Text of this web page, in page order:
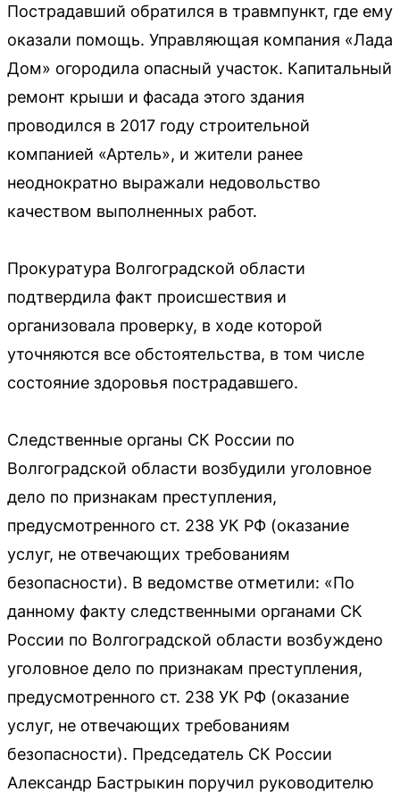
Пострадавший обратился в травмпункт, где ему
оказали помощь. Управляющая компания «Лада
Дом» огородила опасный участок. Капитальный
ремонт крыши и фасада этого здания
проводился в 2017 году строительной
компанией «Артель», и жители ранее
неоднократно выражали недовольство
качеством выполненных работ.
Прокуратура Волгоградской области
подтвердила факт происшествия и
организовала проверку, в ходе которой
уточняются все обстоятельства, в том числе
состояние здоровья пострадавшего.
Следственные органы СК России по
Волгоградской области возбудили уголовное
дело по признакам преступления,
предусмотренного ст. 238 УК РФ (оказание
услуг, не отвечающих требованиям
безопасности). В ведомстве отметили: «По
данному факту следственными органами СК
России по Волгоградской области возбуждено
уголовное дело по признакам преступления,
предусмотренного ст. 238 УК РФ (оказание
услуг, не отвечающих требованиям
безопасности). Председатель СК России
Александр Бастрыкин поручил руководителю